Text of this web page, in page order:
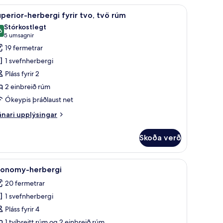
nettenging
Rúm með „pillowtop“-dýnum, hljóðeinangrun, ókeypis þráðlaus
Superior-herbergi fyrir tvo, tvö rúm | Rúm
12 herbergi fyrir tvo, tvö rúm
af 10
Stórkostlegt
5 umsagnir
(5
umsagnir)
19 fermetrar
1 svefnherbergi
Pláss fyrir 2
2 einbreið rúm
Ókeypis þráðlaust net
upplýsingar
Skoða verð
„pillowtop“-dýnum, hljóðeinangrun, ókeypis þráðlaus nettenging
Economy-herbergi | Rúm með
8 herbergi
20 fermetrar
1 svefnherbergi
Pláss fyrir 4